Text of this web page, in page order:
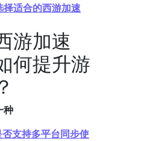
适合的西游加速
游加速
何提升游
种
支持多平台同步使